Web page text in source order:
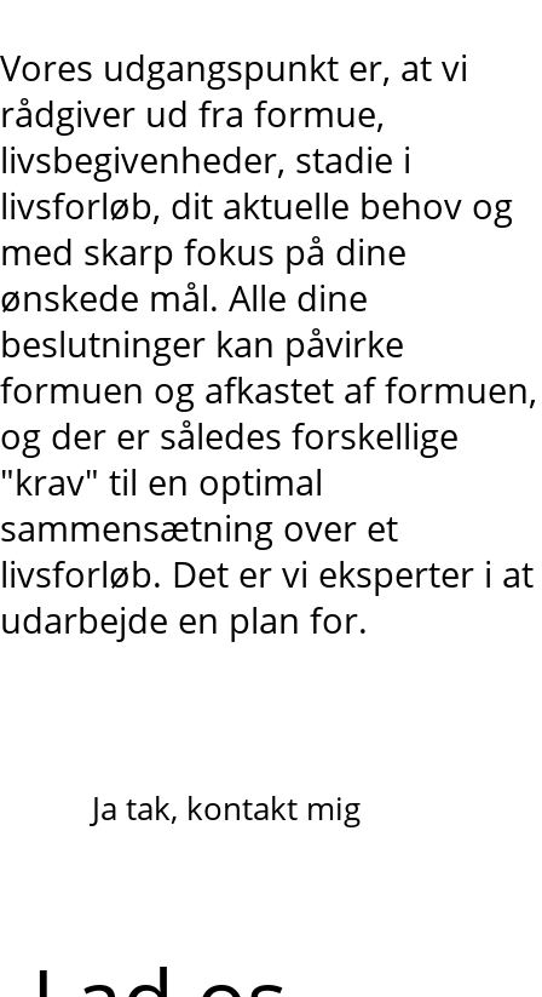
Vores udgangspunkt er, at vi
rådgiver ud fra formue,
livsbegivenheder, stadie i
livsforløb, dit aktuelle behov og
med skarp fokus på dine
ønskede mål. Alle dine
beslutninger kan påvirke
formuen og afkastet af formuen,
og der er således forskellige
"krav" til en optimal
sammensætning over et
livsforløb. Det er vi eksperter i at
udarbejde en plan for.
Ja tak, kontakt mig